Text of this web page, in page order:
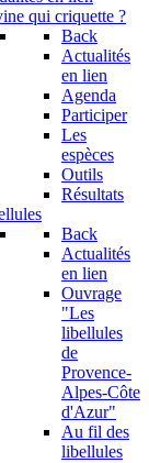
qui criquette ?
Back
Actualités
en lien
Agenda
Participer
Les
espèces
Outils
Résultats
Back
Actualités
en lien
Ouvrage
"Les
libellules
de
Provence-
Alpes-Côte
d'Azur"
Au fil des
libellules